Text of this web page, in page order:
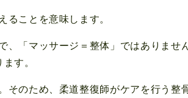
ることを意味します。
、「マッサージ＝整体」ではありませ
す。
そのため、柔道整復師がケアを行う整